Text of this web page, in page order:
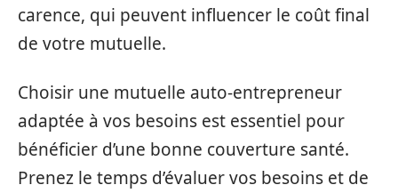
carence, qui peuvent influencer le coût final
de votre mutuelle.
Choisir une mutuelle auto-entrepreneur
adaptée à vos besoins est essentiel pour
bénéficier d’une bonne couverture santé.
Prenez le temps d’évaluer vos besoins et de